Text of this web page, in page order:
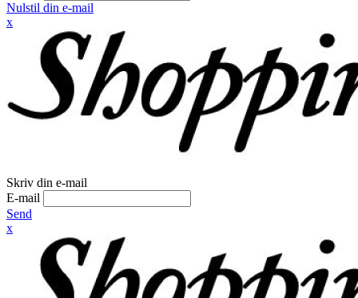
Nulstil din e-mail
x
Skriv din e-mail
E-mail
Send
x